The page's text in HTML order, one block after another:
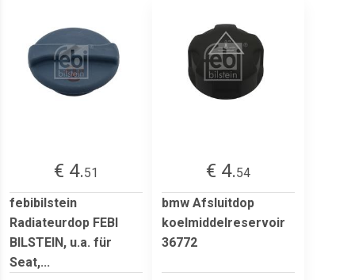
€ 4.51
febibilstein
Radiateurdop FEBI
BILSTEIN, u.a. für
Seat,...
€ 4.54
bmw Afsluitdop
koelmiddelreservoir
36772